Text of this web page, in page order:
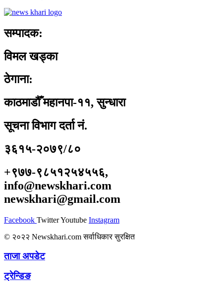
सम्पादक:
विमल खड्का
ठेगाना:
काठमाडौँ महानपा-११, सुन्धारा
सूचना विभाग दर्ता नं.
३६१५-२०७९/८०
+९७७-९८५१२५४५५६,
info@newskhari.com
newskhari@gmail.com
Facebook TwitterYoutube Instagram
© २०२२ Newskhari.com सर्वाधिकार सुरक्षित
ताजा अपडेट
ट्रेन्डिङ